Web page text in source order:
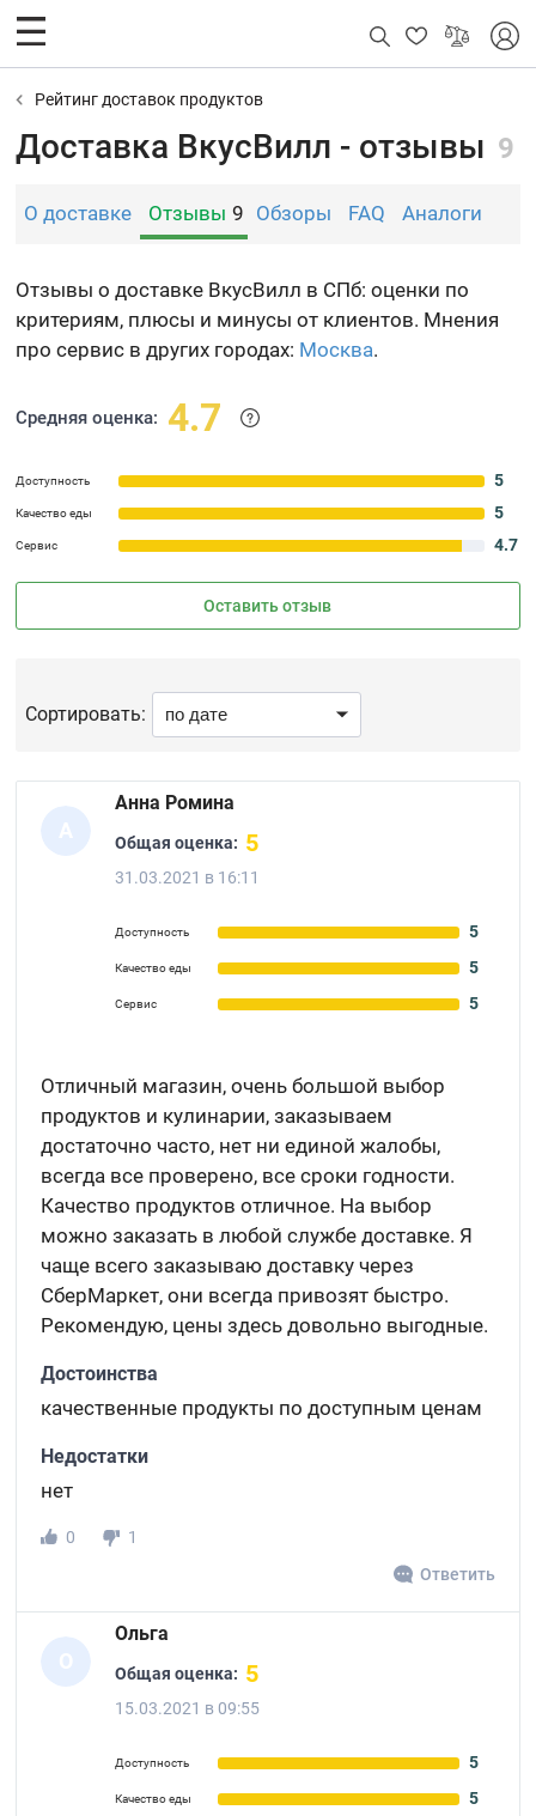
Рейтинг доставок продуктов
Доставка ВкусВилл - отзывы 9
О доставке Отзывы 9 Обзоры FAQ Аналоги
Отзывы о доставке ВкусВилл в СПб: оценки по
критериям, плюсы и минусы от клиентов. Мнения
про сервис в других городах: Москва.
Средняя оценка: 4.7
Доступность 5
Качество еды 5
Сервис 4.7
Оставить отзыв
Сортировать:
А
Анна Ромина
Общая оценка: 5
31.03.2021 в 16:11
Доступность 5
Качество еды 5
Сервис 5
Отличный магазин, очень большой выбор
продуктов и кулинарии, заказываем
достаточно часто, нет ни единой жалобы,
всегда все проверено, все сроки годности.
Качество продуктов отличное. На выбор
можно заказать в любой службе доставке. Я
чаще всего заказываю доставку через
СберМаркет, они всегда привозят быстро.
Рекомендую, цены здесь довольно выгодные.
Достоинства
качественные продукты по доступным ценам
Недостатки
нет
0
1
Ответить
О
Ольга
Общая оценка: 5
15.03.2021 в 09:55
Доступность 5
Качество еды 5